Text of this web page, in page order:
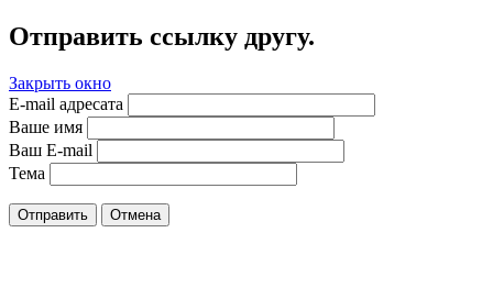
Отправить ссылку другу.
Закрыть окно
E-mail адресата
Ваше имя
Ваш E-mail
Тема
Отправить Отмена